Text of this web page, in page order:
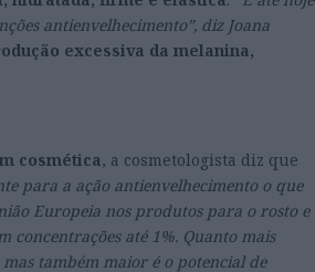
antienvelhecimento”, diz Joana
excessiva da melanina,
cosmética, a cosmetologista diz que
para a ação antienvelhecimento o que
Europeia nos produtos para o rosto e
concentrações até 1%. Quanto mais
também maior é o potencial de